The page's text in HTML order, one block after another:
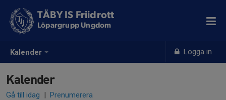
Kalender Logga in
TÄBY IS Friidrott
Löpargrupp Ungdom
Kalender
Gå till idag | Prenumerera